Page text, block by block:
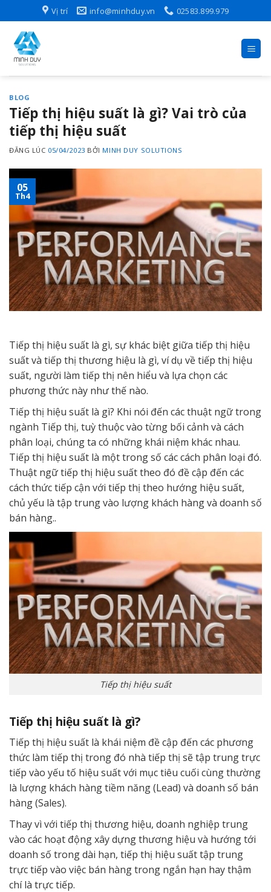
to
content
Vị trí info@minhduy.vn 02583.899.979
BLOG
Tiếp thị hiệu suất là gì? Vai trò của
tiếp thị hiệu suất
ĐĂNG LÚC 05/04/2023 BỞI MINH DUY SOLUTIONS
05
Th4
Tiếp thị hiệu suất là gì, sự khác biệt giữa tiếp thị hiệu
suất và tiếp thị thương hiệu là gì, ví dụ về tiếp thị hiệu
suất, người làm tiếp thị nên hiểu và lựa chọn các
phương thức này như thế nào.
Tiếp thị hiệu suất là gì? Khi nói đến các thuật ngữ trong
ngành Tiếp thị, tuỳ thuộc vào từng bối cảnh và cách
phân loại, chúng ta có những khái niệm khác nhau.
Tiếp thị hiệu suất là một trong số các cách phân loại đó.
Thuật ngữ tiếp thị hiệu suất theo đó đề cập đến các
cách thức tiếp cận với tiếp thị theo hướng hiệu suất,
chủ yếu là tập trung vào lượng khách hàng và doanh số
bán hàng..
Tiếp thị hiệu suất
Tiếp thị hiệu suất là gì?
Tiếp thị hiệu suất là khái niệm đề cập đến các phương
thức làm tiếp thị trong đó nhà tiếp thị sẽ tập trung trực
tiếp vào yếu tố hiệu suất với mục tiêu cuối cùng thường
là lượng khách hàng tiềm năng (Lead) và doanh số bán
hàng (Sales).
Thay vì với tiếp thị thương hiệu, doanh nghiệp trung
vào các hoạt động xây dựng thương hiệu và hướng tới
doanh số trong dài hạn, tiếp thị hiệu suất tập trung
trực tiếp vào việc bán hàng trong ngắn hạn hay thậm
chí là trực tiếp.